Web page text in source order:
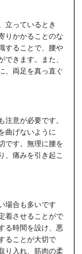
立っているとき
りかかることのな
することで、腰や
きます。また、
、両足を真っ直ぐ
意が必要です。
曲げないように
です。無理に腰を
、痛みを引き起こ
場合も多いです
着させることがで
る時間を設け、悪
ることが大切で
り入れ、筋肉の柔